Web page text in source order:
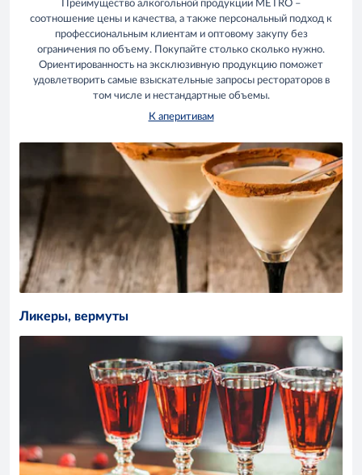
Преимущество алкогольной продукции METRO –
соотношение цены и качества, а также персональный подход к
профессиональным клиентам и оптовому закупу без
ограничения по объему. Покупайте столько сколько нужно.
Ориентированность на эксклюзивную продукцию поможет
удовлетворить самые взыскательные запросы рестораторов в
том числе и нестандартные объемы.
К аперитивам
Ликеры, вермуты